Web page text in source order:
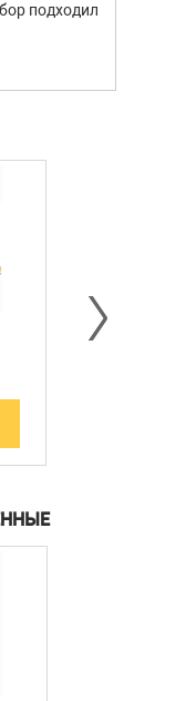
подходил